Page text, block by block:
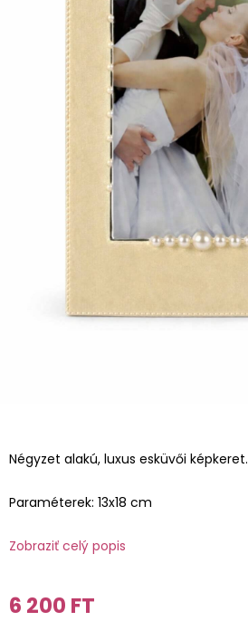
Négyzet alakú, luxus esküvői képkeret.
Paraméterek: 13x18 cm
Zobraziť celý popis
6 200 FT